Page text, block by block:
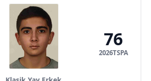
76
2026TSPA